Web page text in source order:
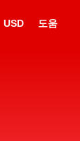
USD 도움